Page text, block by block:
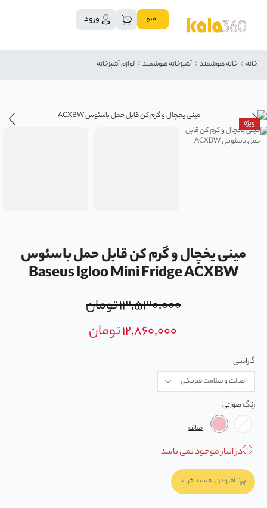
منو ورود
خانه خانه هوشمند آشپزخانه هوشمند لوازم آشپزخانه
ویژه
مینی یخچال و گرم کن قابل حمل باسئوس
Baseus Igloo Mini Fridge ACXBW
۱۳,۵۳۰,۰۰۰تومان
۱۲,۸۶۰,۰۰۰تومان
گارانتی
رنگ
صاف
در انبار موجود نمی باشد
افزودن به سبد خرید